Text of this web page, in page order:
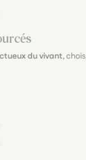
du vivant,